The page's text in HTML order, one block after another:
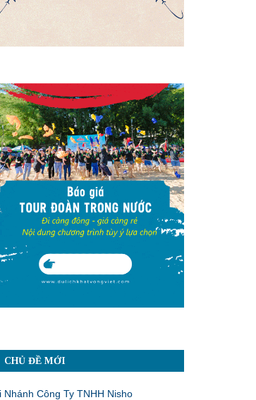
CHỦ ĐỀ MỚI
Nhánh Công Ty TNHH Nisho